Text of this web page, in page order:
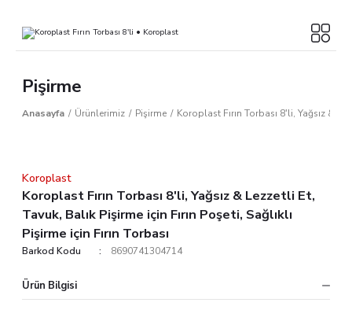
Pişirme
Anasayfa Ürünlerimiz Pişirme Koroplast Fırın Torbası 8'li, Yağsız &
Koroplast
Koroplast Fırın Torbası 8'li, Yağsız & Lezzetli Et,
Tavuk, Balık Pişirme için Fırın Poşeti, Sağlıklı
Pişirme için Fırın Torbası
Barkod Kodu 8690741304714
Ürün Bilgisi